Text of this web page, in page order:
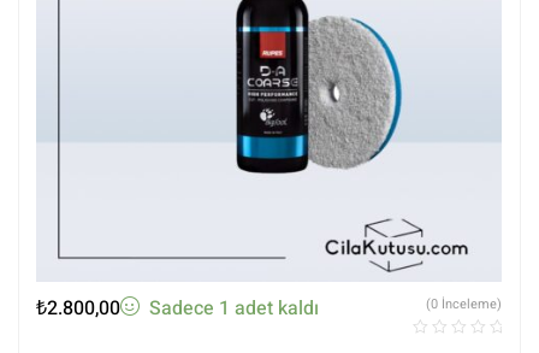
₺2.800,00 Sadece 1 adet kaldı (0 İnceleme)